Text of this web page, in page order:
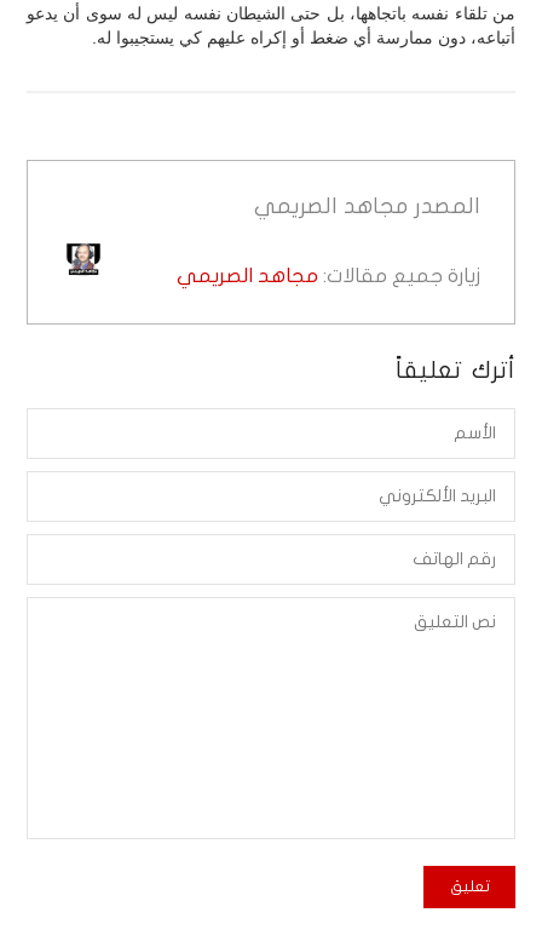
من تلقاء نفسه باتجاهها، بل حتى الشيطان نفسه ليس له سوى أن يدعو
أتباعه، دون ممارسة أي ضغط أو إكراه عليهم كي يستجيبوا له.
المصدر مجاهد الصريمي
زيارة جميع مقالات: مجاهد الصريمي
أترك تعليقاً